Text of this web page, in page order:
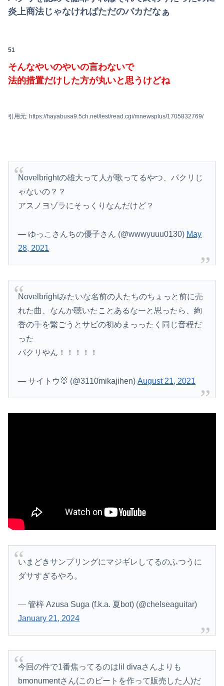
炎上商法じゃなければただのバカだなぁ
51
そんなやいのやいの言わないで
法的措置だけした方が丸いと思うけどね
引用元: https://hayabusa9.5ch.net/test/read.cgi/mnewsplus/1705832769/
Novelbrightの雄大って人が歌ってるやつ、パクリじ
ゃないの？？
アスノヨゾラにそっくりなんだけど？
— ゆっこさんちの優子さん (@wwwyuuu0130) May
28, 2021
Novelbrightみたいな名前の人たちのちょっと前に売
れた曲、なんか聴いたことあるなーと思ったら、絢
香の手を繋ごうとサビの初めまっったく同じ音程だ
った
パクリやん！！！！！
— サイトウ🐰 (@3110mikajihen)August 21, 2021
いまどきサンプリングにマジギレしてるのふつうに
ダサすぎるやろ。
— 管梓 Azusa Suga (f.k.a. 夏bot) (@chelseaguitar)
January 21, 2024
今回の件で1番焦ってるのはlil divaさんよりも
bmonumentさん(このビートを作って販売した人)だ